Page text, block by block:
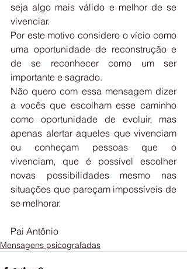
seja algo mais válido e melhor de se
vivenciar.
Por este motivo considero o vício como
uma oportunidade de reconstrução e
de se reconhecer como um ser
importante e sagrado.
Não quero com essa mensagem dizer
a vocês que escolham esse caminho
como oportunidade de evoluir, mas
apenas alertar aqueles que vivenciam
ou conheçam pessoas que o
vivenciam, que é possível escolher
novas possibilidades mesmo nas
situações que pareçam impossíveis de
se melhorar.
Pai Antônio
Mensagens psicografadas